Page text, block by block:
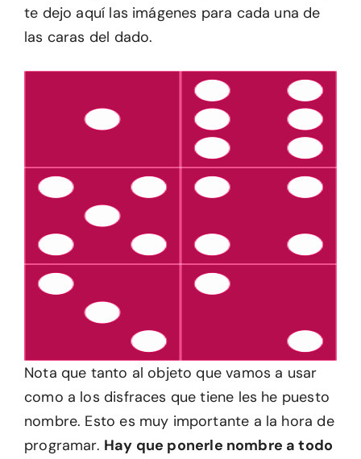
te dejo aquí las imágenes para cada una de
las caras del dado.
Nota que tanto al objeto que vamos a usar
como a los disfraces que tiene les he puesto
nombre. Esto es muy importante a la hora de
programar. Hay que ponerle nombre a todo